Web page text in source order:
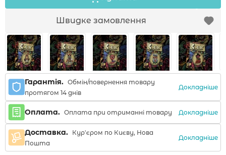
Швидке замовлення
Гарантія. Обмін/повернення товару
протягом 14 днів
Докладніше
Оплата. Оплата при отриманні товару Докладніше
Доставка. Кур'єром по Києву, Нова
Пошта
Докладніше